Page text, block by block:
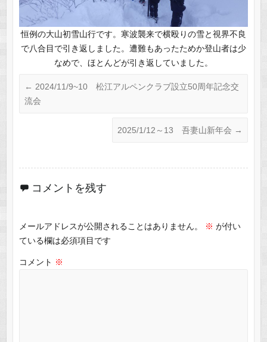
恒例の大山初雪山行です。寒波襲来で横殴りの雪と視界不良
で八合目で引き返しました。遭難もあったためか登山者は少
なめで、ほとんどが引き返していました。
← 2024/11/9~10 松江アルペンクラブ設立50周年記念交
流会
2025/1/12～13 吾妻山新年会 →
コメントを残す
メールアドレスが公開されることはありません。 ※ が付い
ている欄は必須項目です
コメント ※